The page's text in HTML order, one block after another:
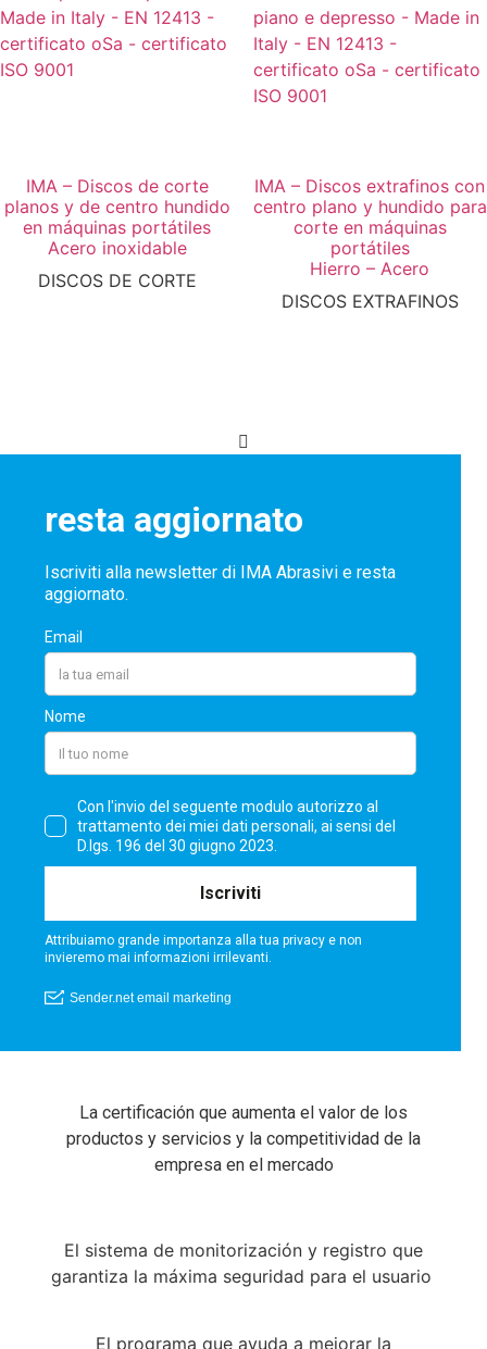
IMA – Discos de corte
planos y de centro hundido
en máquinas portátiles
Acero inoxidable
DISCOS DE CORTE
IMA – Discos extrafinos con
centro plano y hundido para
corte en máquinas
portátiles
Hierro – Acero
DISCOS EXTRAFINOS
La certificación que aumenta el valor de los
productos y servicios y la competitividad de la
empresa en el mercado
El sistema de monitorización y registro que
garantiza la máxima seguridad para el usuario
El programa que ayuda a mejorar la